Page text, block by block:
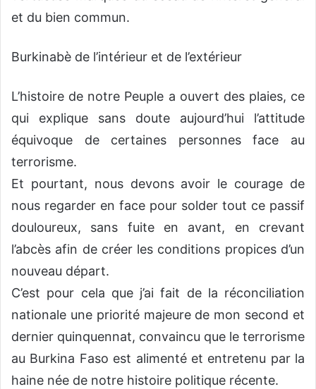
et du bien commun.
Burkinabè de l’intérieur et de l’extérieur
L’histoire de notre Peuple a ouvert des plaies, ce
qui explique sans doute aujourd’hui l’attitude
équivoque de certaines personnes face au
terrorisme.
Et pourtant, nous devons avoir le courage de
nous regarder en face pour solder tout ce passif
douloureux, sans fuite en avant, en crevant
l’abcès afin de créer les conditions propices d’un
nouveau départ.
C’est pour cela que j’ai fait de la réconciliation
nationale une priorité majeure de mon second et
dernier quinquennat, convaincu que le terrorisme
au Burkina Faso est alimenté et entretenu par la
haine née de notre histoire politique récente.